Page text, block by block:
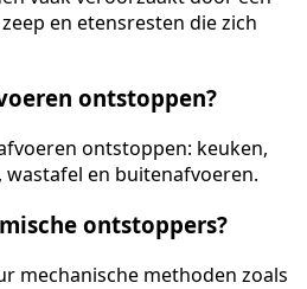
en etensresten die zich
ontstoppen?
ontstoppen: keuken,
wastafel en buitenafvoeren.
ontstoppers?
mechanische methoden zoals